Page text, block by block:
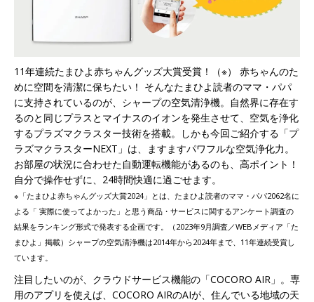
11年連続たまひよ赤ちゃんグッズ大賞受賞！（※） 赤ちゃんのた
めに空間を清潔に保ちたい！ そんなたまひよ読者のママ・パパ
に支持されているのが、シャープの空気清浄機。自然界に存在す
るのと同じプラスとマイナスのイオンを発生させて、空気を浄化
するプラズマクラスター技術を搭載。しかも今回ご紹介する「プ
ラズマクラスターNEXT」は、ますますパワフルな空気浄化力。
お部屋の状況に合わせた自動運転機能があるのも、高ポイント！
自分で操作せずに、24時間快適に過ごせます。
※「たまひよ赤ちゃんグッズ大賞2024」とは、たまひよ読者のママ・パパ2062名に
よる「 実際に使ってよかった」と思う商品・サービスに関するアンケート調査の
結果をランキング形式で発表する企画です。（2023年9月調査／WEBメディア「た
まひよ」掲載）シャープの空気清浄機は2014年から2024年まで、11年連続受賞し
ています。
注目したいのが、クラウドサービス機能の「COCORO AIR」。専
用のアプリを使えば、COCORO AIRのAIが、住んでいる地域の天